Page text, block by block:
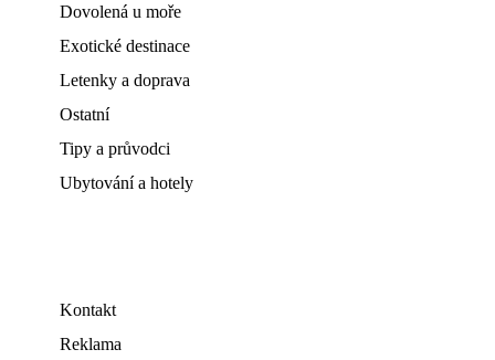
Dovolená u moře
Exotické destinace
Letenky a doprava
Ostatní
Tipy a průvodci
Ubytování a hotely
Kontakt
Reklama